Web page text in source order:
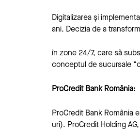
Digitalizarea și
ani. Decizia de a
în zone 24/7, care să
conceptul de sucursale
ProCredit Bank România:
ProCredit Bank România
uri). ProCredit Holding